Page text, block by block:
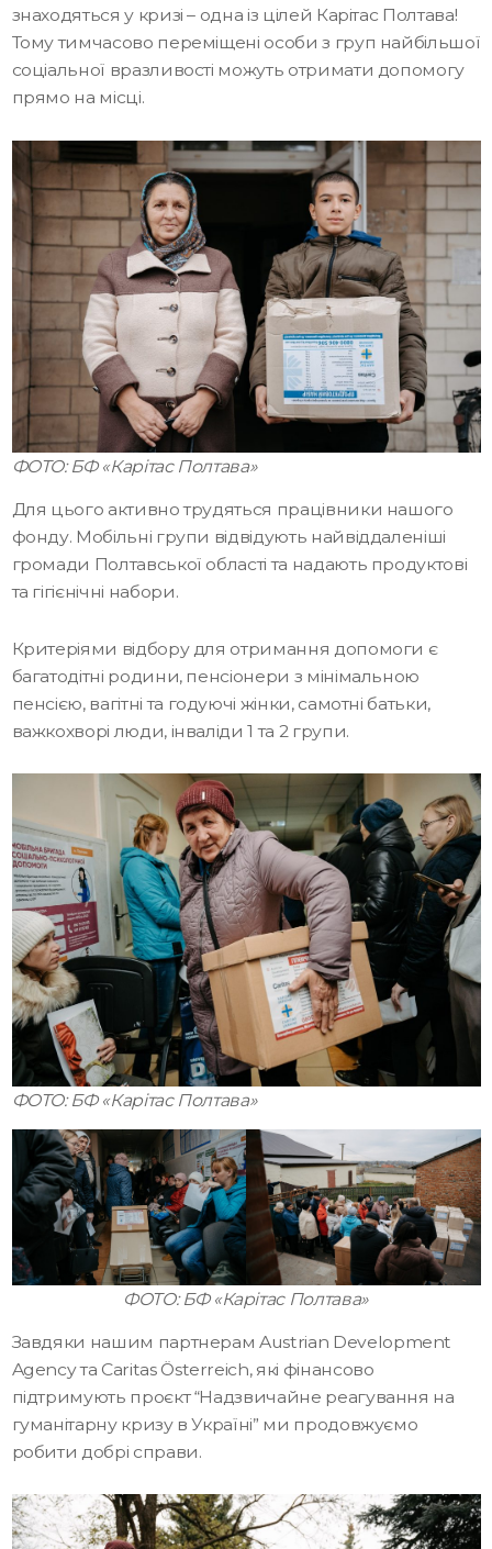
знаходяться у кризі – одна із цілей Карітас Полтава!
Тому тимчасово переміщені особи з груп найбільшої
соціальної вразливості можуть отримати допомогу
прямо на місці.
ФОТО: БФ «Карітас Полтава»
Для цього активно трудяться працівники нашого
фонду. Мобільні групи відвідують найвіддаленіші
громади Полтавської області та надають продуктові
та гігієнічні набори.
Критеріями відбору для отримання допомоги є
багатодітні родини, пенсіонери з мінімальною
пенсією, вагітні та годуючі жінки, самотні батьки,
важкохворі люди, інваліди 1 та 2 групи.
ФОТО: БФ «Карітас Полтава»
ФОТО: БФ «Карітас Полтава»
Завдяки нашим партнерамAustrian Development
Agencyта Caritas Österreich, які фінансово
підтримують проєкт “Надзвичайне реагування на
гуманітарну кризу в Україні” ми продовжуємо
робити добрі справи.